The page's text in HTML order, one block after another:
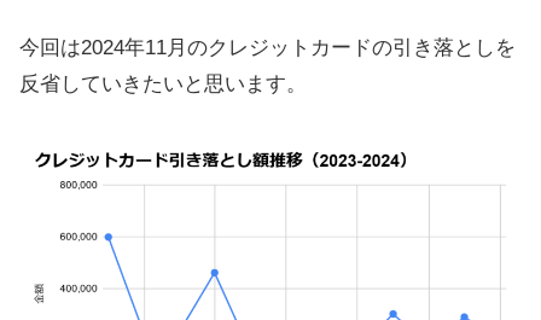
今回は2024年11月のクレジットカードの引き落としを
反省していきたいと思います。